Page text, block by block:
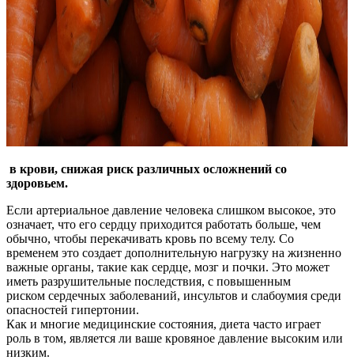
в крови, снижая риск различных осложнений со
здоровьем.
Если артериальное давление человека слишком высокое, это
означает, что его сердцу приходится работать больше, чем
обычно, чтобы перекачивать кровь по всему телу. Со
временем это создает дополнительную нагрузку на жизненно
важные органы, такие как сердце, мозг и почки. Это может
иметь разрушительные последствия, с повышенным
риском сердечных заболеваний, инсультов и слабоумия среди
опасностей гипертонии.
Как и многие медицинские состояния, диета часто играет
роль в том, является ли ваше кровяное давление высоким или
низким.